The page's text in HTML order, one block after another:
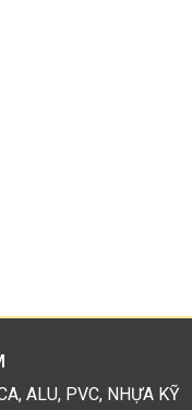
ALU, PVC, NHỰA KỸ